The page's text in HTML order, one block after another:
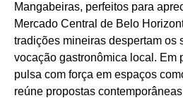
Mangabeiras, perfeitos para
Mercado Central de Belo
tradições mineiras despertam os
vocação gastronômica local. Em
pulsa com força em espaços
reúne propostas